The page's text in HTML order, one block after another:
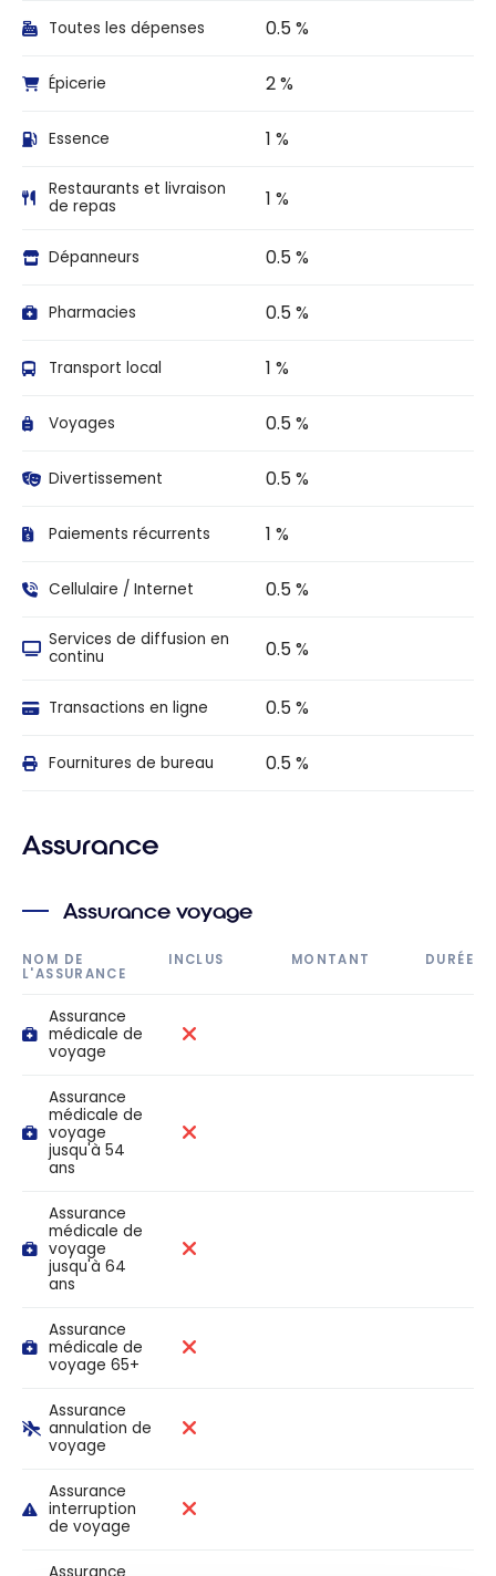
Toutes les dépenses 0.5 %
Épicerie 2 %
Essence 1 %
Restaurants et livraison
de repas
1 %
Dépanneurs 0.5 %
Pharmacies 0.5 %
Transport local 1 %
Voyages 0.5 %
Divertissement 0.5 %
Paiements récurrents 1 %
Cellulaire / Internet 0.5 %
Services de diffusion en
continu
0.5 %
Transactions en ligne 0.5 %
Fournitures de bureau 0.5 %
Assurance
Assurance voyage
NOM DE
L'ASSURANCE
INCLUS MONTANT DURÉE
Assurance
médicale de
voyage
Assurance
médicale de
voyage
jusqu'à 54
ans
Assurance
médicale de
voyage
jusqu'à 64
ans
Assurance
médicale de
voyage 65+
Assurance
annulation de
voyage
Assurance
interruption
de voyage